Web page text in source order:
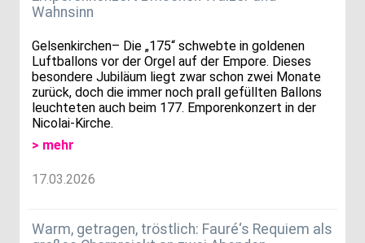
Wahnsinn
Gelsenkirchen– Die „175“ schwebte in goldenen
Luftballons vor der Orgel auf der Empore. Dieses
besondere Jubiläum liegt zwar schon zwei Monate
zurück, doch die immer noch prall gefüllten Ballons
leuchteten auch beim 177. Emporenkonzert in der
Nicolai-Kirche.
> mehr
17.03.2026
Warm, getragen, tröstlich: Fauré‘s Requiem als